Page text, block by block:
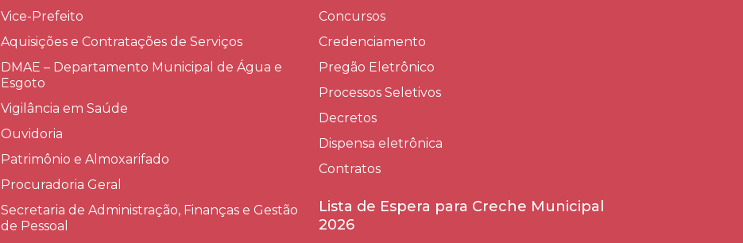
Vice-Prefeito
Aquisições e Contratações de Serviços​
DMAE – Departamento Municipal de Água e
Esgoto
Vigilância em Saúde
Ouvidoria
Patrimônio e Almoxarifado
Procuradoria Geral
Secretaria de Administração, Finanças e Gestão
de Pessoal
Concursos
Credenciamento
Pregão Eletrônico
Processos Seletivos
Decretos
Dispensa eletrônica
Contratos
Lista de Espera para Creche Municipal
2026